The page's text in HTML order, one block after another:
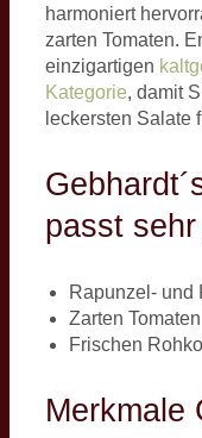
harmoniert
zarten Tomaten.
einzigartigen
Kategorie, damit
leckersten Salate
passt
Rapunzel- und
Zarten Tomaten
Frischen
Merkmale